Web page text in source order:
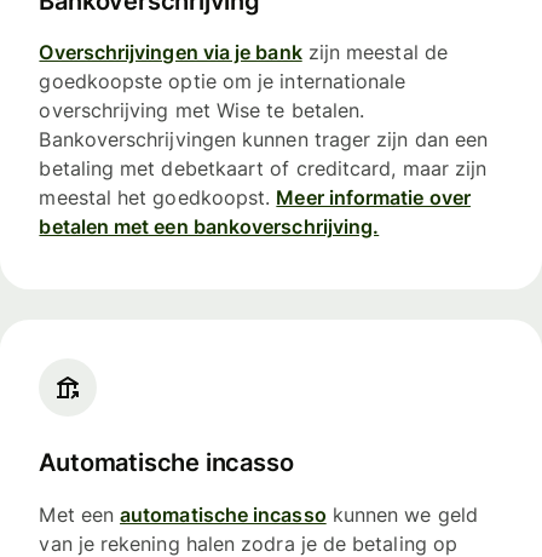
Overschrijvingen via je bankzijn meestal de
goedkoopste optie om je internationale
overschrijving met Wise te betalen.
Bankoverschrijvingen kunnen trager zijn dan een
betaling met debetkaart of creditcard, maar zijn
meestal het goedkoopst. Meer informatie over
betalen met een bankoverschrijving.
Automatische incasso
Met eenautomatische incasso kunnen we geld
van je rekening halen zodra je de betaling op